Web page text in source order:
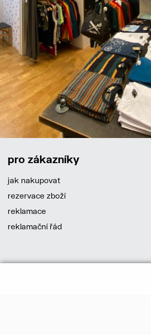
pro zákazníky
jak nakupovat
rezervace zboží
reklamace
reklamační řád